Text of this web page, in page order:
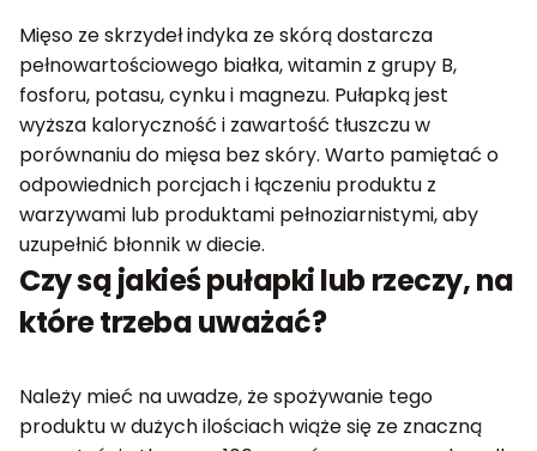
Mięso ze skrzydeł indyka ze skórą dostarcza
pełnowartościowego białka, witamin z grupy B,
fosforu, potasu, cynku i magnezu. Pułapką jest
wyższa kaloryczność i zawartość tłuszczu w
porównaniu do mięsa bez skóry. Warto pamiętać o
odpowiednich porcjach i łączeniu produktu z
warzywami lub produktami pełnoziarnistymi, aby
uzupełnić błonnik w diecie.
Czy są jakieś pułapki lub rzeczy, na
które trzeba uważać?
Należy mieć na uwadze, że spożywanie tego
produktu w dużych ilościach wiąże się ze znaczną